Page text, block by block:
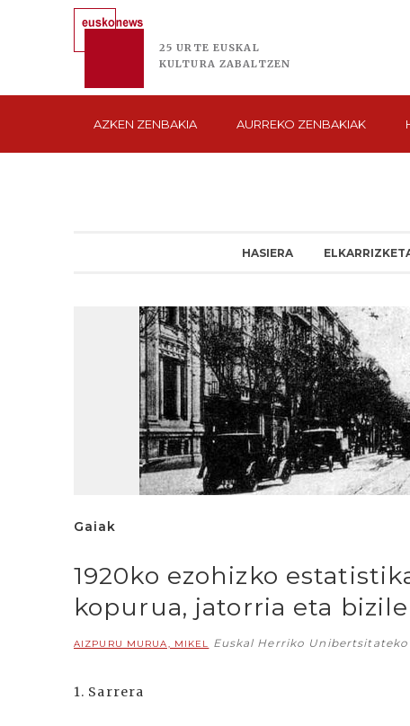
25 URTE EUSKAL
KULTURA ZABALTZEN
AZKEN ZENBAKIA AURREKO ZENBAKIAK
HASIERA
Gaiak
1920ko ezohizko
kopurua, jatorria eta
AIZPURU MURUA, MIKEL Euskal Herriko Unibertsitateko
1. Sarrera